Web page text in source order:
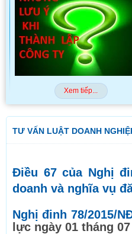
Xem tiếp...
TƯ VẤN LUẬT DOANH
Điều 67 của Nghị
doanh và nghĩa vụ
Nghị đinh 78/2015/
lực ngày 01 tháng